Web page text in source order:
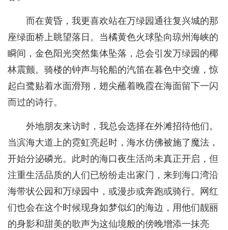
而在黄昏，我更喜欢站在万绿园通往复兴城的那
座绿面桥上眺望落日。当橘黄色火球坠向琼州海峡的
瞬间，金色阳光突然集体坠落，总会引发万绿园的椰
林震颤。骑楼的钟声与轮船的汽笛在暮色中交缠，惊
起白鹭贴着水面滑翔，翅尖蘸着晚霞在海面留下一闪
而过的诗行。
外地朋友来访时，我总会选择在外滩招待他们。
当滨海大道上的霓虹亮起时，海水仿佛被施了魔法，
开始分泌磷光。此时的海口夜生活尚未真正开启，但
注重生活品质的人们已纷纷走出家门，来到海口湾沿
海带状公园和万绿园中，或漫步或奔跑或骑行。网红
们也会在这个时候现身如梦似幻的海边，用他们靓丽
的身影和甜美的歌声为这仙境般的傍晚增添一抹亮